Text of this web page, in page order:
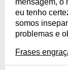
mensagem, o
eu tenho
somos
problemas e
Frases